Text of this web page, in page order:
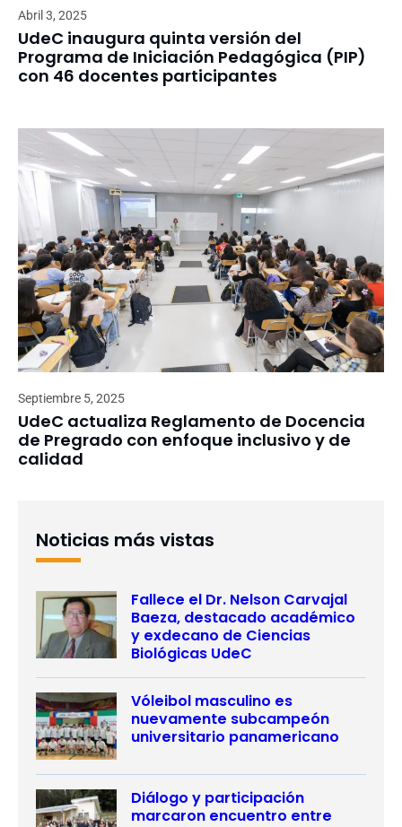
Abril 3, 2025
UdeC inaugura quinta versión del
Programa de Iniciación Pedagógica (PIP)
con 46 docentes participantes
Septiembre 5, 2025
UdeC actualiza Reglamento de Docencia
de Pregrado con enfoque inclusivo y de
calidad
Noticias más vistas
Fallece el Dr. Nelson Carvajal
Baeza, destacado académico
y exdecano de Ciencias
Biológicas UdeC
Vóleibol masculino es
nuevamente subcampeón
universitario panamericano
Diálogo y participación
marcaron encuentro entre